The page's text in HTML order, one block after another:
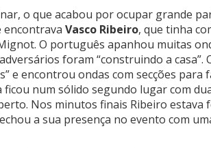
o que acabou por ocupar grande
encontrava Vasco Ribeiro, que tinha
O português apanhou muitas
foram “construindo a
e encontrou ondas com secções
ficou num sólido segundo lugar com
Nos minutos finais Ribeiro estava
a sua presença no evento com